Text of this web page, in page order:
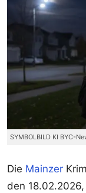
SYMBOLBILD KI BYC-
Die Mainzer
den